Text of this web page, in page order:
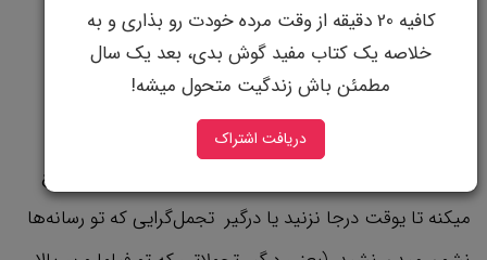
سخت تر و بالطبع رسیدن به این عدد نجومی هم سخت‌تره.
پس اگر سنت کمه و داری به اینخلاصه کتابگوش میدی،
اصلاً ناراحت نباش.
این قانون یه خوبی بزرگ داره، اونم اینه که حواستون رو جمع
میکنه تا یوقت درجا نزنید یا درگیر تجمل‌گرایی که تو رسانه‌ها
کافیه 20 دقیقه از وقت مرده خودت رو بذاری و به
خلاصه یک کتاب مفید گوش بدی، بعد یک سال
مطمئن باش زندگیت متحول میشه!
دریافت اشتراک